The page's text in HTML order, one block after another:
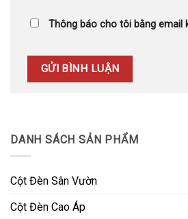
Thông báo cho tôi bằng email
DANH SÁCH SẢN PHẨM
Cột Đèn Sân Vườn
Cột Đèn Cao Áp